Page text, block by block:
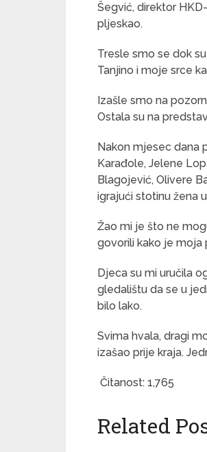
Šegvić, direktor
pljeskao.
Tresle smo se dok
Tanjino i moje srce
Izašle smo na
Ostala su na
Nakon mjesec dana
Karađole, Jelene
Blagojević, Olivere
igrajući stotinu žena
Žao mi je što ne
govorili kako je moja
Djeca su mi uručila
gledalištu da se u
bilo lako.
Svima hvala, dragi
izašao prije kraja.
Čitanost: 1,765
Related